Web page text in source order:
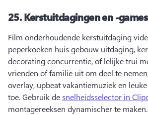
25.Kerstuitdagingen en -games
Film onderhoudende kerstuitdaging
peperkoeken huis gebouw uitdaging,
decorating concurrentie, of lelijke trui
vrienden of familie uit om deel te
overlay, upbeat vakantiemuziek en
toe. Gebruik de snelheidsselector in
montagereeksen dynamischer te maken.